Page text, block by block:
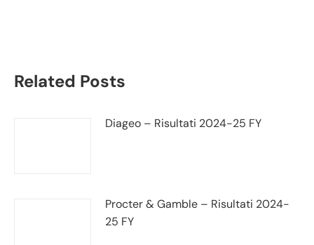
Related Posts
Diageo – Risultati 2024-25 FY
Procter & Gamble – Risultati 2024-
25 FY